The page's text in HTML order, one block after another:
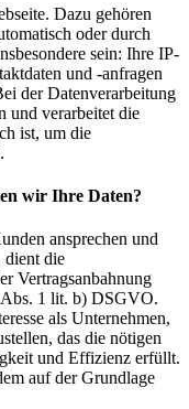
Dazu gehören
oder durch
sein: Ihre IP-
und -anfragen
der Datenverarbeitung
und verarbeitet die
ist, um die
wir Ihre Daten?
ansprechen und
dient die
Vertragsanbahnung
1 lit. b) DSGVO.
als Unternehmen,
das die nötigen
und Effizienz erfüllt.
auf der Grundlage